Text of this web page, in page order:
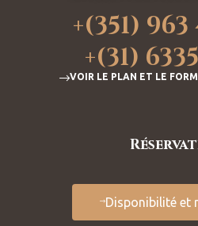
+(351) 963
+(31)
VOIR LE PLAN ET LE
Disponibilité et